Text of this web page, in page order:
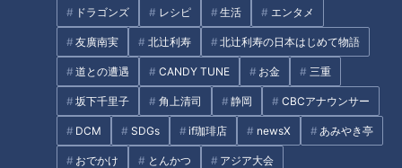
ドラゴンズ レシピ 生活 エンタメ
友廣南実 北辻利寿 北辻利寿の日本はじめて物語
道との遭遇 CANDY TUNE お金 三重
坂下千里子 角上清司 静岡 CBCアナウンサー
DCM SDGs if珈琲店 newsX あみやき亭
おでかけ とんかつ アジア大会
毛の人がいると、その人自身も薄毛になる傾向があると言われ
ています。
・紫外線
紫外線は、髪や頭皮に大きなダメージを与えます。ケアを怠っ
ていると、頭皮に炎症が起き、髪の毛の成長が阻害されて抜け
やすくなってしまいます。紫外線から頭皮を守るため、外出時